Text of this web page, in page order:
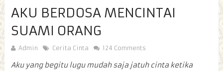
AKU BERDOSA MENCINTAI
SUAMI ORANG
Admin Cerita Cinta 124 Comments
Aku yang begitu lugu mudah saja jatuh cinta ketika